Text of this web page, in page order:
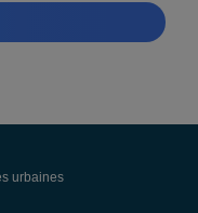
urbaines